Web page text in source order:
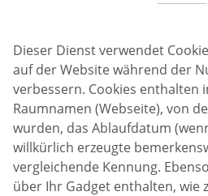
Dieser Dienst verwendet
auf der Website während der
verbessern. Cookies enthalten
Raumnamen (Webseite), von
wurden, das Ablaufdatum
willkürlich erzeugte
vergleichende Kennung.
über Ihr Gadget enthalten, wie